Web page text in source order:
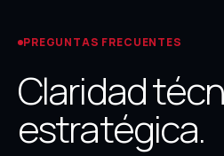
PREGUNTAS FRECUENTES
Claridad
estratégica.